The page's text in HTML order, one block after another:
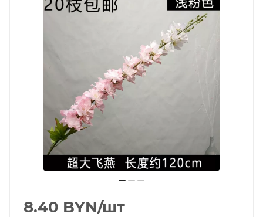
8.40 BYN/шт